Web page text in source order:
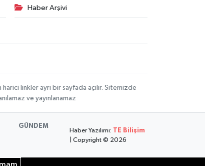
Haber Arşivi
linkler ayrı bir sayfada açılır. Sitemizde
ve yayınlanamaz
GÜNDEM
Haber Yazılımı: TE Bilişim
| Copyright © 2026